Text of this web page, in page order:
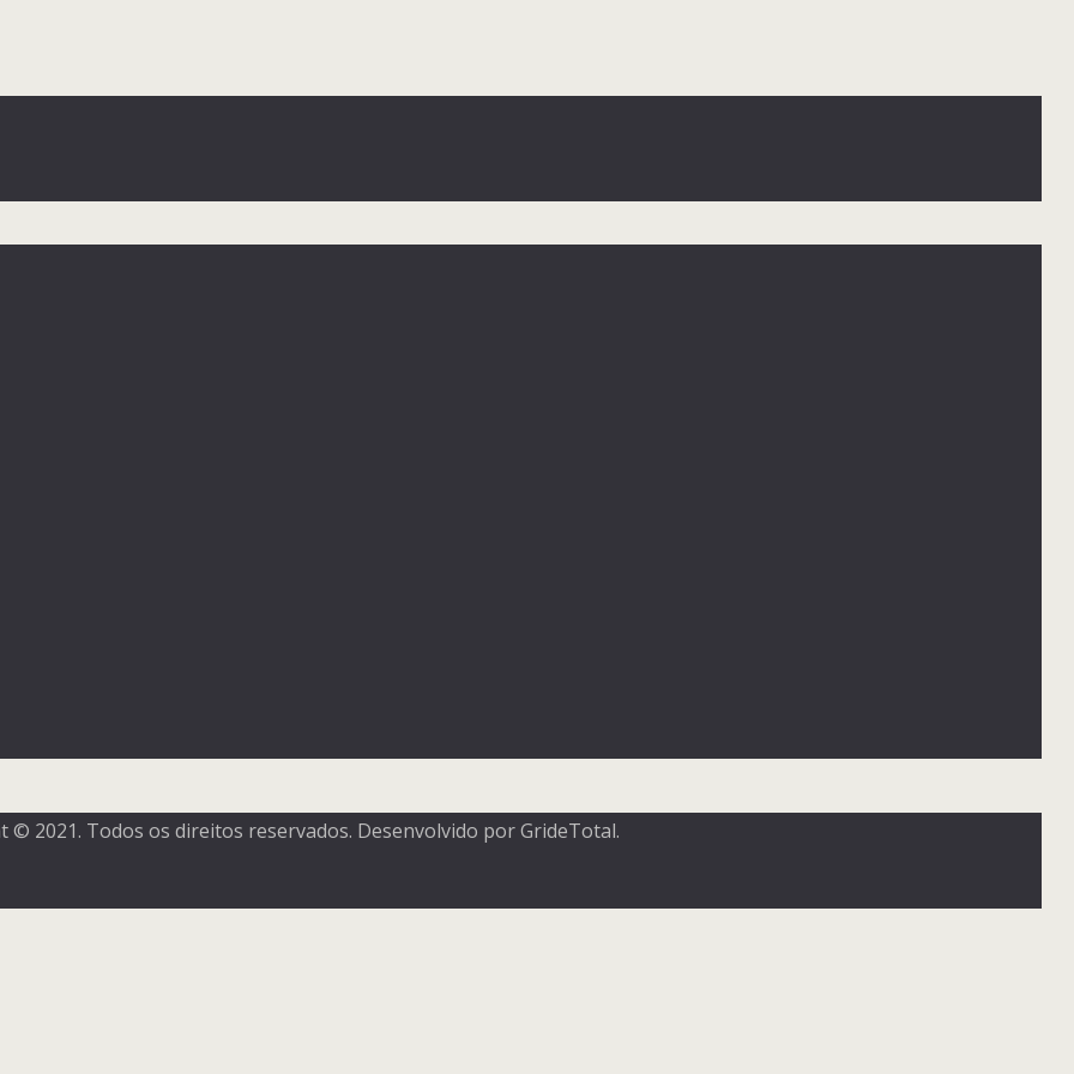
© 2021. Todos os direitos reservados. Desenvolvido por GrideTotal.